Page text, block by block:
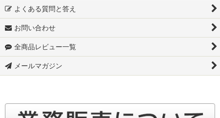
JC74W-スズキ ジムニーノマド
MR92S-スズキ ハスラー
S700W-スズキ アトレーデッキバン
▼ダイハツ
よくある質問と答え
お問い合わせ
全商品レビュー一覧
メールマガジン